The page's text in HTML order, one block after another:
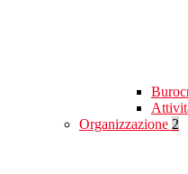
Organizzazione 2